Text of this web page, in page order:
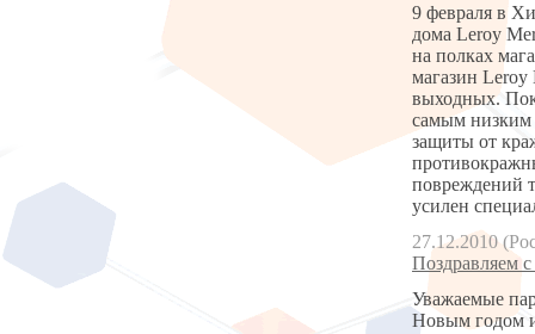
9 февраля в
дома Leroy
на полках
магазин Leroy
выходных.
самым низким
защиты от
повреждений
усилен
27.12.2010
Поздравляем
Уважаемые
Новым годом